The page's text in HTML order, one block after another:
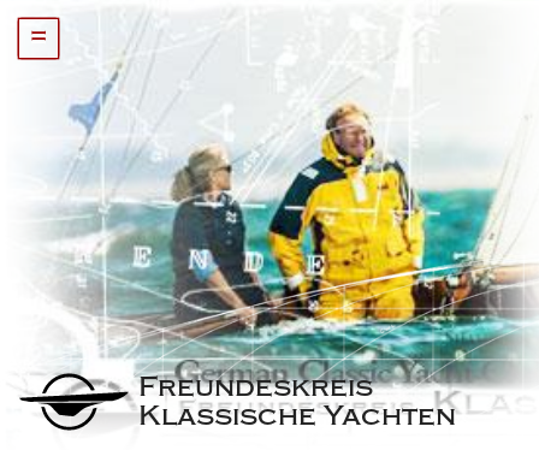
=
Freundeskreis
Klassische Yachten